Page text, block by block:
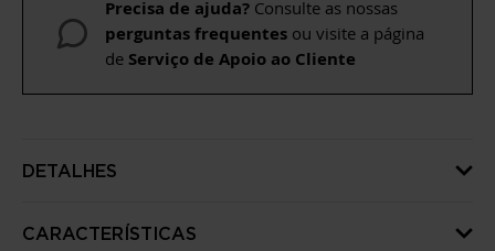
Precisa de ajuda? Consulte as nossas
perguntas frequentes ou visite a página
de Serviço de Apoio ao Cliente
DETALHES
CARACTERÍSTICAS